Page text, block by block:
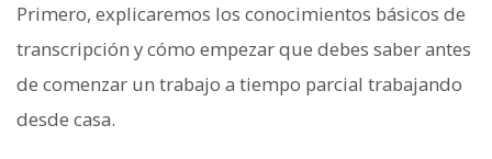
Primero, explicaremos los conocimientos básicos de
transcripción y cómo empezar que debes saber antes
de comenzar un trabajo a tiempo parcial trabajando
desde casa.